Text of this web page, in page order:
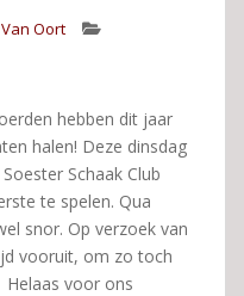
Oort
hebben dit jaar
halen! Deze dinsdag
Schaak Club
te spelen. Qua
snor. Op verzoek van
vooruit, om zo toch
voor ons